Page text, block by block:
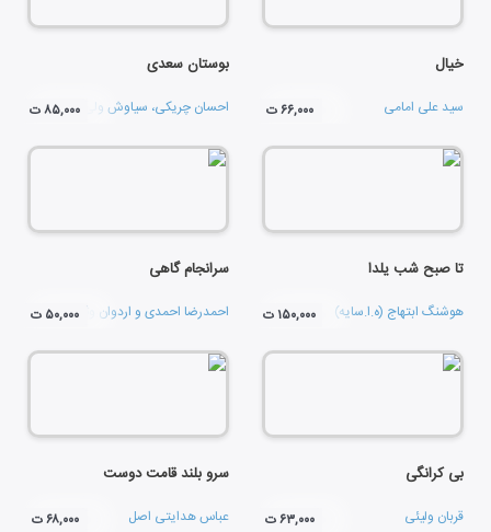
خیال
سید علی امامی ۶۶,۰۰۰ ت
بوستان سعدی
احسان چریکی، سیاوش ولی پورومجتبی۸۵,۰۰۰ ت
تا صبح شب یلدا
هوشنگ ابتهاج (ه.ا.سایه) ۱۵۰,۰۰۰ ت
سرانجام گاهی
احمدرضا احمدی و اردوان وثوقی‌۵۰,۰۰۰ ت
بی کرانگی
قربان ولیئی ۶۳,۰۰۰ ت
سرو بلند قامت دوست
عباس هدایتی اصل ۶۸,۰۰۰ ت